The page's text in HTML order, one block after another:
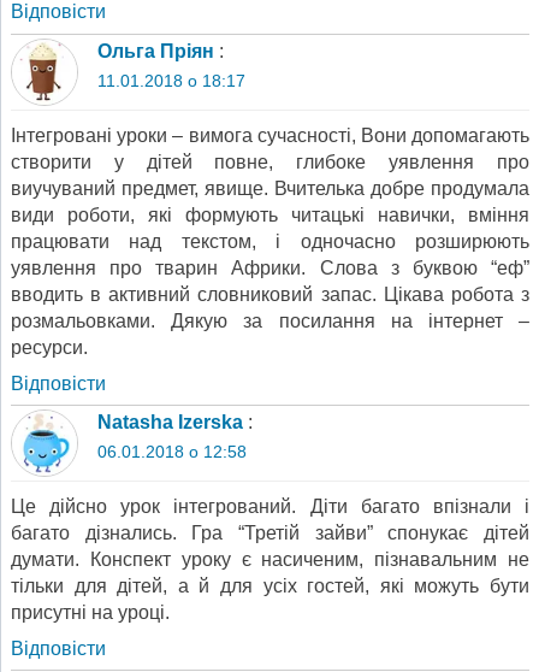
Відповіcти
Ольга Пріян :
11.01.2018 о 18:17
Інтегровані уроки – вимога сучасності, Вони допомагають
створити у дітей повне, глибоке уявлення про
виучуваний предмет, явище. Вчителька добре продумала
види роботи, які формують читацькі навички, вміння
працювати над текстом, і одночасно розширюють
уявлення про тварин Африки. Слова з буквою “еф”
вводить в активний словниковий запас. Цікава робота з
розмальовками. Дякую за посилання на інтернет –
ресурси.
Відповіcти
Natasha Izerska :
06.01.2018 о 12:58
Це дійсно урок інтегрований. Діти багато впізнали і
багато дізнались. Гра “Третій зайви” спонукає дітей
думати. Конспект уроку є насиченим, пізнавальним не
тільки для дітей, а й для усіх гостей, які можуть бути
присутні на уроці.
Відповіcти